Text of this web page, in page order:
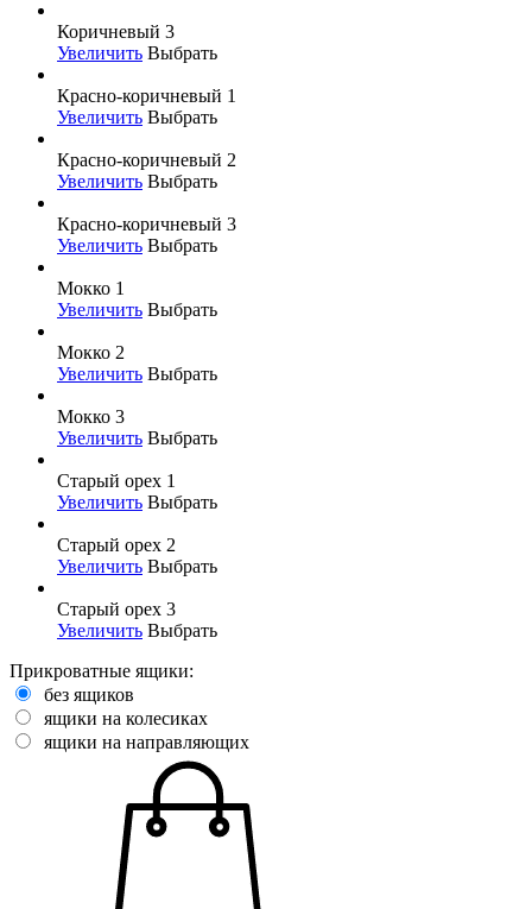
Коричневый 3
Увеличить Выбрать
Красно-коричневый 1
Увеличить Выбрать
Красно-коричневый 2
Увеличить Выбрать
Красно-коричневый 3
Увеличить Выбрать
Мокко 1
Увеличить Выбрать
Мокко 2
Увеличить Выбрать
Мокко 3
Увеличить Выбрать
Старый орех 1
Увеличить Выбрать
Старый орех 2
Увеличить Выбрать
Старый орех 3
Увеличить Выбрать
Прикроватные ящики:
без ящиков
ящики на колесиках
ящики на направляющих